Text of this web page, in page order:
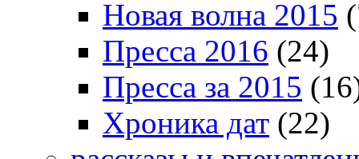
Новая волна 2015
Пресса 2016 (24)
Пресса за 2015
Хроника дат (22)